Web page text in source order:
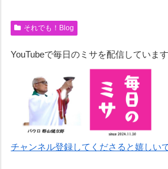
それでも！Blog
YouTubeで毎日のミサを配信しています
チャンネル登録してくださると嬉しい